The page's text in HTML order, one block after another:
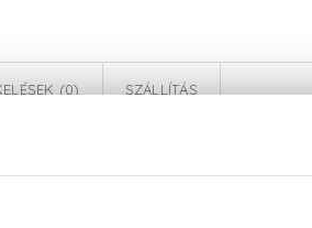
(0) SZÁLLÍTÁS
hajhullás elleni szérum 170